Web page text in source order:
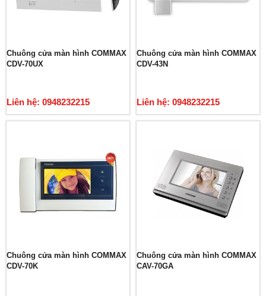
Chuông cửa màn hình COMMAX
CDV-70UX
Liên hệ: 0948232215
Chuông cửa màn hình COMMAX
CDV-43N
Liên hệ: 0948232215
Chuông cửa màn hình COMMAX
CDV-70K
Chuông cửa màn hình COMMAX
CAV-70GA